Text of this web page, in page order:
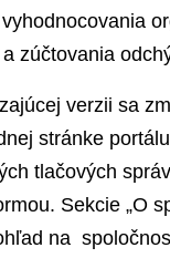
zúčtovania
verzii sa
stránke
tlačových
Sekcie „O
na